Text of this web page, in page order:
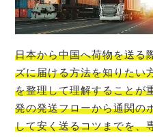
日本から中国へ荷物を送る
ズに届ける方法を知りたい
を整理して理解することが
発の発送フローから通関の
して安く送るコツまでを、